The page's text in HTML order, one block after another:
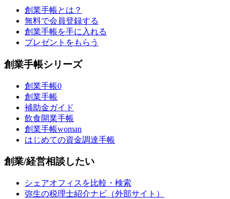
創業手帳とは？
無料で会員登録する
創業手帳を手に入れる
プレゼントをもらう
創業手帳シリーズ
創業手帳0
創業手帳
補助金ガイド
飲食開業手帳
創業手帳woman
はじめての資金調達手帳
創業/経営相談したい
シェアオフィスを比較・検索
弥生の税理士紹介ナビ（外部サイト）